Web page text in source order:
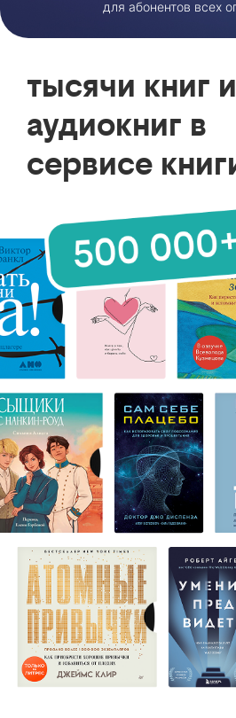
для абонентов всех
тысячи книг и
аудиокниг в
сервисе